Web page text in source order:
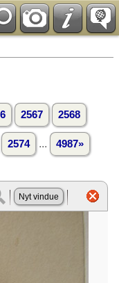
2567 2568
2574 ...
4987»